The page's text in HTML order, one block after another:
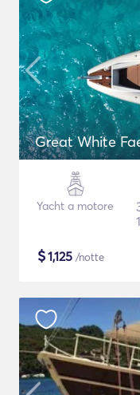
Great White
Yacht a motore
$1,125 /notte